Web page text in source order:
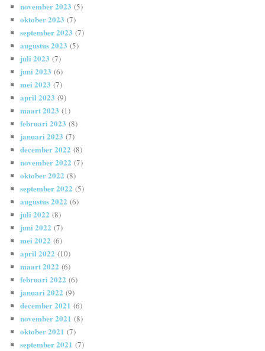
november 2023 (5)
oktober 2023 (7)
september 2023 (7)
augustus 2023 (5)
juli 2023 (7)
juni 2023 (6)
mei 2023 (7)
april 2023 (9)
maart 2023 (1)
februari 2023 (8)
januari 2023 (7)
december 2022 (8)
november 2022 (7)
oktober 2022 (8)
september 2022 (5)
augustus 2022 (6)
juli 2022 (8)
juni 2022 (7)
mei 2022 (6)
april 2022 (10)
maart 2022 (6)
februari 2022 (6)
januari 2022 (9)
december 2021 (6)
november 2021 (8)
oktober 2021 (7)
september 2021 (7)